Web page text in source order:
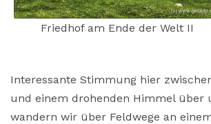
Friedhof am Ende der Welt II
Interessante Stimmung hier
und einem drohenden Himmel über
wandern wir über Feldwege an